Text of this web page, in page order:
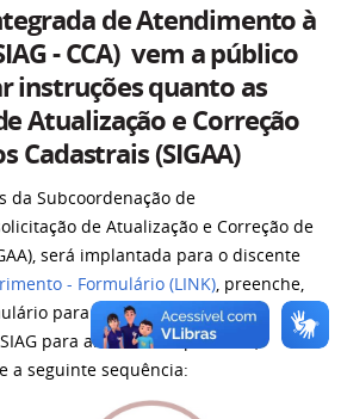
de Atendimento à
- CCA) vem a público
instruções quanto as
Atualização e Correção
Cadastrais (SIGAA)
da Subcoordenação de
de Atualização e Correção de
será implantada para o discente
- Formulário (LINK), preenche,
para oe-mail
para abertura do processo,
a seguinte sequência: